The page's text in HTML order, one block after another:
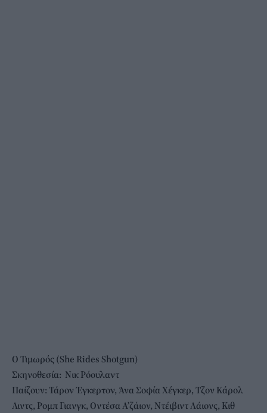
Ο Τιμωρός (She Rides Shotgun)
Σκηνοθεσία: Νικ Ρόουλαντ
Παίζουν: Τάρον Έγκερτον, Άνα Σοφία Χέγκερ, Τζον Κάρολ
Λιντς, Ρομπ Γιανγκ, Οντέσα Α’ζάιον, Ντέιβιντ Λάιονς, Κιθ